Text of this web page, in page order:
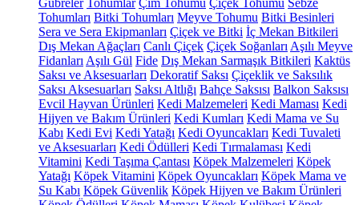
Gübreler Tohumlar Çim Tohumu Çiçek Tohumu Sebze
Tohumları Bitki Tohumları Meyve Tohumu Bitki Besinleri
Sera ve Sera Ekipmanları Çiçek ve Bitki İç Mekan Bitkileri
Dış Mekan Ağaçları Canlı Çiçek Çiçek Soğanları Aşılı Meyve
Fidanları Aşılı Gül Fide Dış Mekan Sarmaşık Bitkileri Kaktüs
Saksı ve Aksesuarları Dekoratif Saksı Çiçeklik ve Saksılık
Saksı Aksesuarları Saksı Altlığı Bahçe Saksısı Balkon Saksısı
Evcil Hayvan Ürünleri Kedi Malzemeleri Kedi Maması Kedi
Hijyen ve Bakım Ürünleri Kedi Kumları Kedi Mama ve Su
Kabı Kedi Evi Kedi Yatağı Kedi Oyuncakları Kedi Tuvaleti
ve Aksesuarları Kedi Ödülleri Kedi Tırmalaması Kedi
Vitamini Kedi Taşıma Çantası Köpek Malzemeleri Köpek
Yatağı Köpek Vitamini Köpek Oyuncakları Köpek Mama ve
Su Kabı Köpek Güvenlik Köpek Hijyen ve Bakım Ürünleri